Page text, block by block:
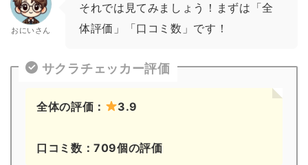
おにいさん
それでは見てみましょう！まずは「全
体評価」「口コミ数」です！
サクラチェッカー評価
全体の評価： 3.9
口コミ数：709個の評価